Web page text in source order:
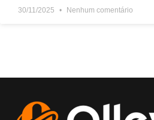
30/11/2025 Nenhum comentário